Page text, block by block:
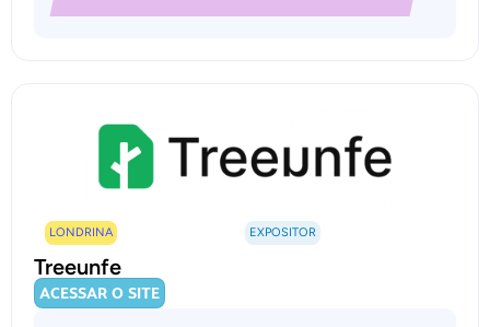
LONDRINA EXPOSITOR
Treeunfe
ACESSAR O SITE